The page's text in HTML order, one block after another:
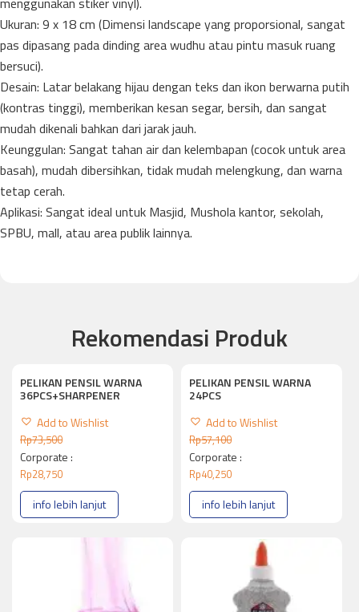
​Ukuran: 9 x 18 cm (Dimensi landscape yang proporsional, sangat
pas dipasang pada dinding area wudhu atau pintu masuk ruang
bersuci).
​Desain: Latar belakang hijau dengan teks dan ikon berwarna putih
(kontras tinggi), memberikan kesan segar, bersih, dan sangat
mudah dikenali bahkan dari jarak jauh.
​Keunggulan: Sangat tahan air dan kelembapan (cocok untuk area
basah), mudah dibersihkan, tidak mudah melengkung, dan warna
tetap cerah.
​Aplikasi: Sangat ideal untuk Masjid, Mushola kantor, sekolah,
SPBU, mall, atau area publik lainnya.
Rekomendasi Produk
PELIKAN PENSIL WARNA
36PCS+SHARPENER
Add to Wishlist
Rp73,500
Corporate :
Rp28,750
info lebih lanjut
PELIKAN PENSIL WARNA
24PCS
Add to Wishlist
Rp57,100
Corporate :
Rp40,250
info lebih lanjut